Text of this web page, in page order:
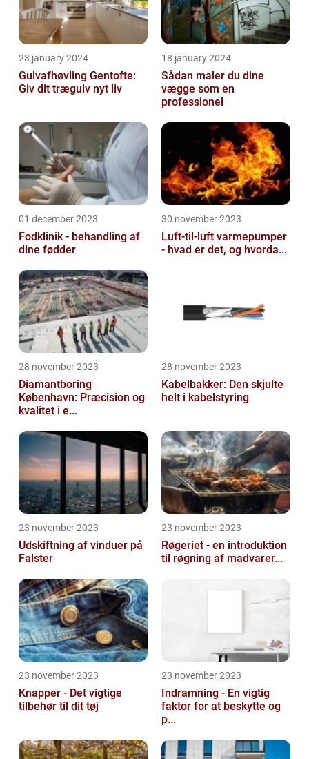
23 january 2024
Gulvafhøvling Gentofte:
Giv dit trægulv nyt liv
18 january 2024
Sådan maler du dine
vægge som en
professionel
01 december 2023
Fodklinik - behandling af
dine fødder
30 november 2023
Luft-til-luft varmepumper
- hvad er det, og hvorda...
28 november 2023
Diamantboring
København: Præcision og
kvalitet i e...
28 november 2023
Kabelbakker: Den skjulte
helt i kabelstyring
23 november 2023
Udskiftning af vinduer på
Falster
23 november 2023
Røgeriet - en introduktion
til røgning af madvarer...
23 november 2023
Knapper - Det vigtige
tilbehør til dit tøj
23 november 2023
Indramning - En vigtig
faktor for at beskytte og
p...